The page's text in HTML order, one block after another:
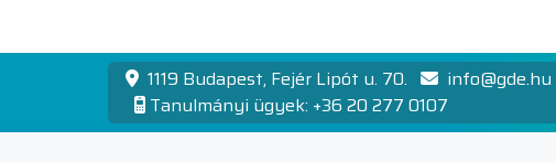
1119 Budapest, Fejér Lipót u. 70. info@gde.hu
Tanulmányi ügyek: +36 20 277 0107